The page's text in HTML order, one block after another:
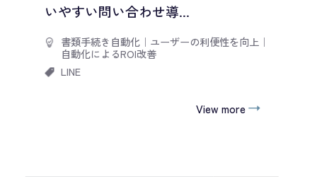
いやすい問い合わせ導...
書類手続き自動化｜ ユーザーの利便性を向上 ｜
自動化によるROI改善
LINE
View more